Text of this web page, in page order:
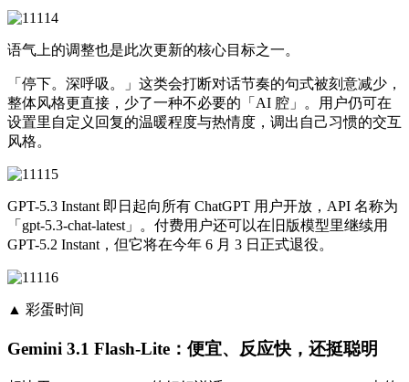
语气上的调整也是此次更新的核心目标之一。
「停下。深呼吸。」这类会打断对话节奏的句式被刻意减少，
整体风格更直接，少了一种不必要的「AI 腔」。用户仍可在
设置里自定义回复的温暖程度与热情度，调出自己习惯的交互
风格。
GPT-5.3 Instant 即日起向所有 ChatGPT 用户开放，API 名称为
「gpt-5.3-chat-latest」。付费用户还可以在旧版模型里继续用
GPT-5.2 Instant，但它将在今年 6 月 3 日正式退役。
▲ 彩蛋时间
Gemini 3.1 Flash-Lite：便宜、反应快，还挺聪明